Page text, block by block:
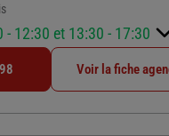
- 12:30 et 13:30 - 17:30
Voir la fiche